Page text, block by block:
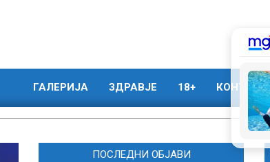
ГАЛЕРИЈА ЗДРАВЈЕ 18+ КОНТАКТ
ПОСЛЕДНИ ОБЈАВИ